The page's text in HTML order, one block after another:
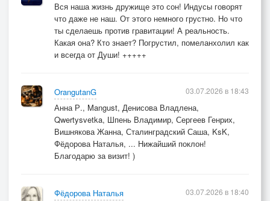
Вся наша жизнь дружище это сон! Индусы говорят
что даже не наш. От этого немного грустно. Но что
ты сделаешь против гравитации! А реальность.
Какая она? Кто знает? Погрустил, помеланхолил как
и всегда от Души! +++++
OrangutanG
Анна Р., Mangust, Денисова Владлена,
Qwertysvetka, Шпень Владимир, Сергеев Генрих,
Вишнякова Жанна, Сталинградский Саша, KsK,
Фёдорова Наталья, ... Нижайший поклон!
Благодарю за визит! )
03.07.2026 в 18:43
Фёдорова Наталья 03.07.2026 в 18:40